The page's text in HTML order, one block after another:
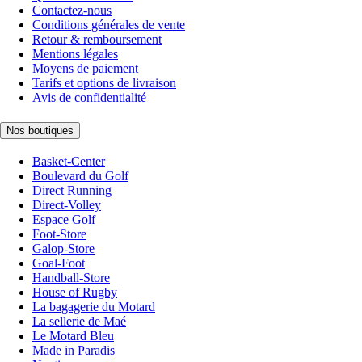
Contactez-nous
Conditions générales de vente
Retour & remboursement
Mentions légales
Moyens de paiement
Tarifs et options de livraison
Avis de confidentialité
Nos boutiques
Basket-Center
Boulevard du Golf
Direct Running
Direct-Volley
Espace Golf
Foot-Store
Galop-Store
Goal-Foot
Handball-Store
House of Rugby
La bagagerie du Motard
La sellerie de Maé
Le Motard Bleu
Made in Paradis